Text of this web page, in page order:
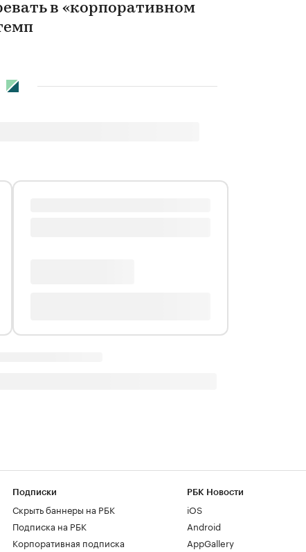
в «корпоративном
Подписки
Скрыть баннеры на РБК
Подписка на РБК
Корпоративная подписка
РБК Новости
iOS
Android
AppGallery